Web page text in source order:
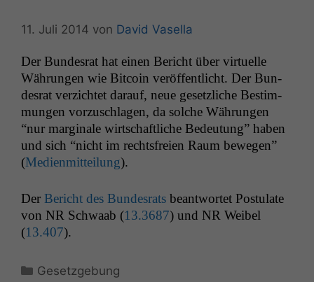
11. Juli 2014 von David Vasella
Der Bun­desrat hat einen Bericht über virtuelle
Währun­gen wie Bit­coin veröf­fentlicht. Der Bun­
desrat verzichtet darauf, neue geset­zliche Bes­tim­
mungen vorzuschla­gen, da solche Währun­gen
“nur mar­ginale wirtschaftliche Bedeu­tung” haben
und sich “nicht im rechts­freien Raum bewe­gen”
(Medi­en­mit­teilung).
Der Bericht des Bun­desrats beant­wortet Pos­tu­late
von NR Schwaab (13.3687) und NR Weibel
(13.407).
Kategorien
Gesetzgebung